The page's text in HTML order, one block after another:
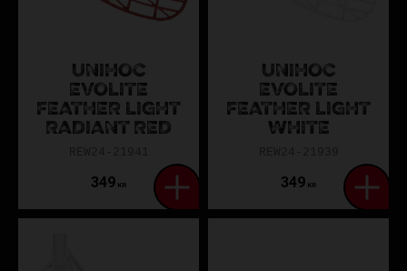
UNIHOC
EVOLITE
FEATHER LIGHT
RADIANT RED
349 KR
UNIHOC
EVOLITE
FEATHER LIGHT
WHITE
349 KR